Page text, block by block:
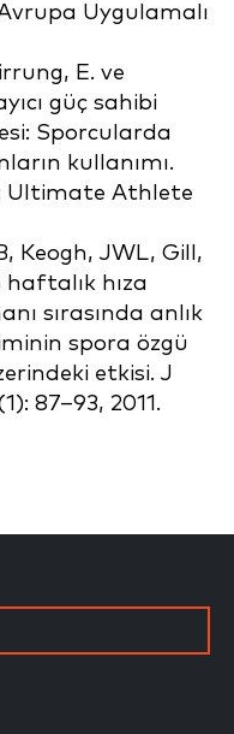
Uygulamalı
E. ve
güç sahibi
Sporcularda
kullanımı.
Ultimate Athlete
Keogh, JWL, Gill,
haftalık hıza
sırasında anlık
spora özgü
etkisi. J
87–93, 2011.